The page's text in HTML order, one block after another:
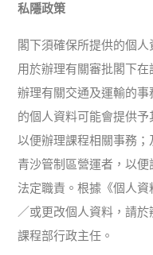
私隱政策
閣下須確保所提供的個
用於辦理有關審批閣下在
辦理有關交通及運輸的
的個人資料可能會提供
以便辦理課程相關事務
青沙管制區營運者，以
法定職責。根據《個人
／或更改個人資料，請
課程部行政主任。